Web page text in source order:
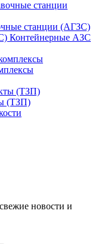
станции (АГЗС)
Контейнерные АЗС
(ТЗП)
новости и